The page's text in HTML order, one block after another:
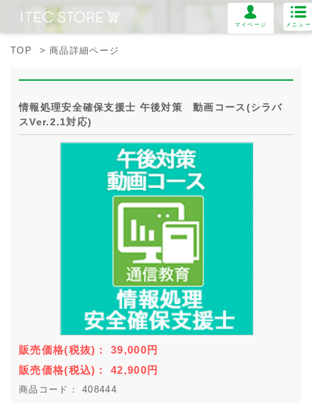
マイページ メニュー
TOP > 商品詳細ページ
情報処理安全確保支援士 午後対策 動画コース(シラバ
スVer.2.1対応)
販売価格(税抜) ： 39,000 円
販売価格(税込) ： 42,900 円
商品コード： 408444